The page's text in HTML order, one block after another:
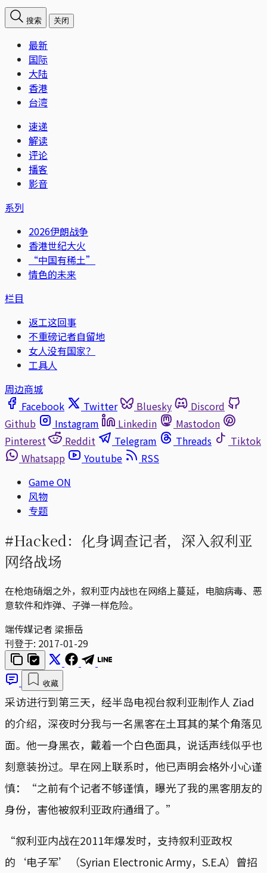
搜索 关闭
最新
国际
大陆
香港
台湾
速递
解读
评论
播客
影音
系列
2026伊朗战争
香港世纪大火
“中国有稀土”
情色的未来
栏目
返工这回事
不重磅记者自留地
女人没有国家？
工具人
周边商城
Facebook
Twitter Bluesky
Discord
Github
Instagram Linkedin
Mastodon
Pinterest
Reddit Telegram Threads
Tiktok
Whatsapp
Youtube
RSS
Game ON
风物
专题
#Hacked：化身调查记者，深入叙利亚
网络战场
在枪炮硝烟之外，叙利亚内战也在网络上蔓延，电脑病毒、恶
意软件和炸弹、子弹一样危险。
端传媒记者 梁振岳
刊登于: 2017-01-29
收藏
采访进行到第三天，经半岛电视台叙利亚制作人 Ziad
的介绍，深夜时分我与一名黑客在土耳其的某个角落见
面。他一身黑衣，戴着一个白色面具，说话声线似乎也
刻意装扮过。早在网上联系时，他已声明会格外小心谨
慎：“之前有个记者不够谨慎，曝光了我的黑客朋友的
身份，害他被叙利亚政府通缉了。”
“叙利亚内战在2011年爆发时，支持叙利亚政权
的‘电子军’（Syrian Electronic Army，S.E.A）曾招